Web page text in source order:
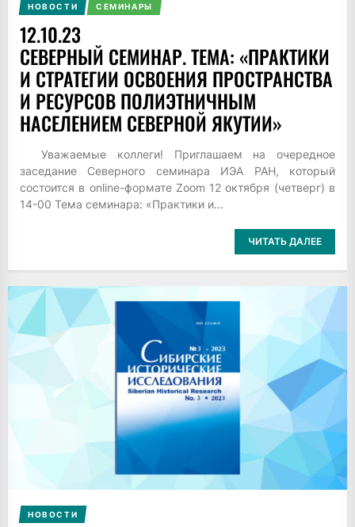
НОВОСТИ СЕМИНАРЫ
12.10.23
СЕВЕРНЫЙ СЕМИНАР. ТЕМА: «ПРАКТИКИ
И СТРАТЕГИИ ОСВОЕНИЯ ПРОСТРАНСТВА
И РЕСУРСОВ ПОЛИЭТНИЧНЫМ
НАСЕЛЕНИЕМ СЕВЕРНОЙ ЯКУТИИ»
Уважаемые коллеги! Приглашаем на очередное
заседание Северного семинара ИЭА РАН, который
состоится в online-формате Zoom 12 октября (четверг) в
14-00 Тема семинара: «Практики и...
ЧИТАТЬ ДАЛЕЕ
НОВОСТИ